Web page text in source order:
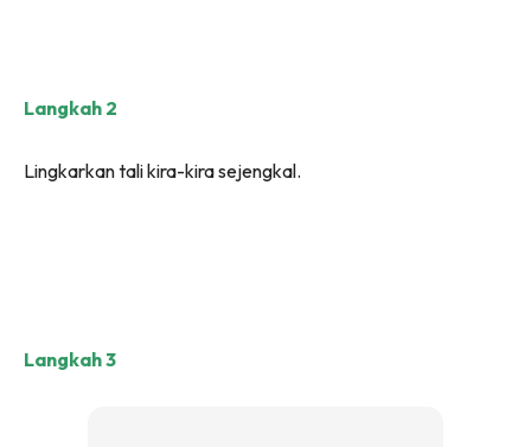
Langkah 2
Lingkarkan tali kira-kira sejengkal.
Langkah 3